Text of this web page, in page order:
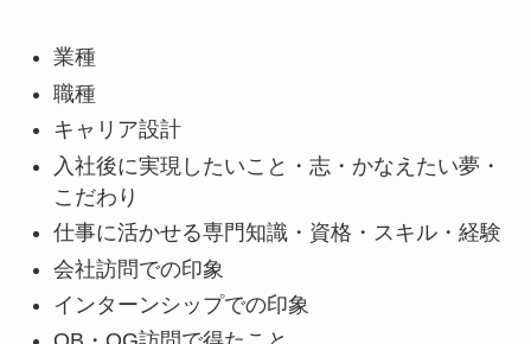
業種
職種
キャリア設計
入社後に実現したいこと・志・かなえたい夢・
こだわり
仕事に活かせる専門知識・資格・スキル・経験
会社訪問での印象
インターンシップでの印象